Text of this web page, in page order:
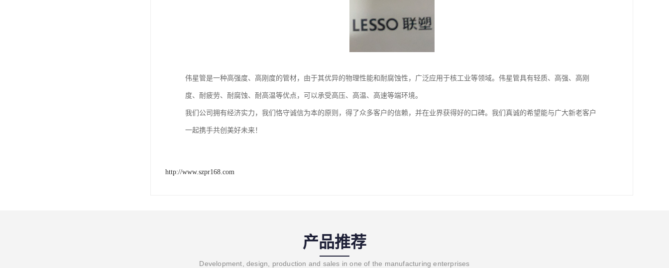
伟星管是一种高强度、高刚度的管材，由于其优异的物理性能和耐腐蚀性，广泛应用于核工业等领域。伟星管具有轻质、高强、高刚
度、耐疲劳、耐腐蚀、耐高温等优点，可以承受高压、高温、高速等端环境。
我们公司拥有经济实力，我们恪守诚信为本的原则，得了众多客户的信赖，并在业界获得好的口碑。我们真诚的希望能与广大新老客户
一起携手共创美好未来！
http://www.szpr168.com
产品推荐
Development, design, production and sales in one of the manufacturing enterprises